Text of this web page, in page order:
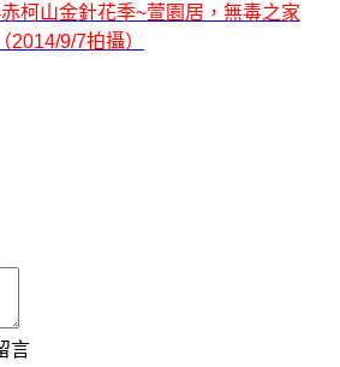
柯山金針花季~萱園居，無毒之家
（2014/9/7拍攝）
言